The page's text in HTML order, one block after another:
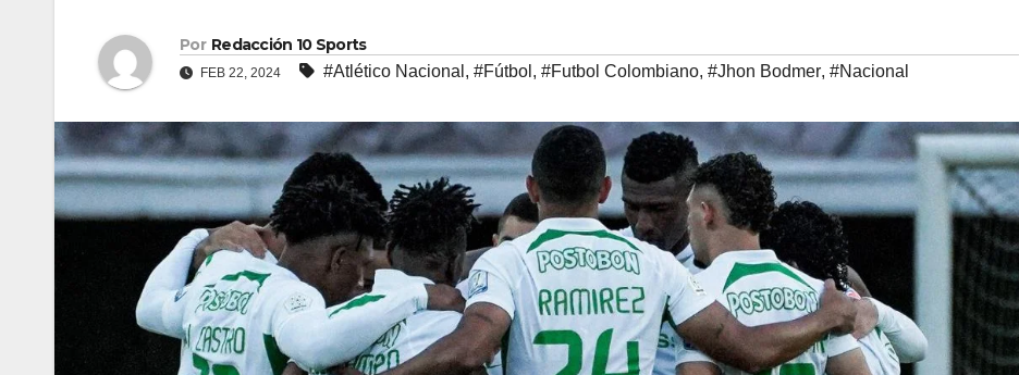
Por Redacción 10 Sports
FEB 22, 2024 #Atlético Nacional , #Fútbol , #Futbol Colombiano, #Jhon Bodmer, #Nacional